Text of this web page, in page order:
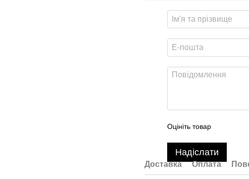
Оцініть товар
Надіслати
Доставка Оплата